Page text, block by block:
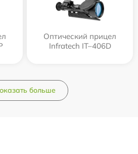
Оптический прицел
Infratech IT–406D
больше